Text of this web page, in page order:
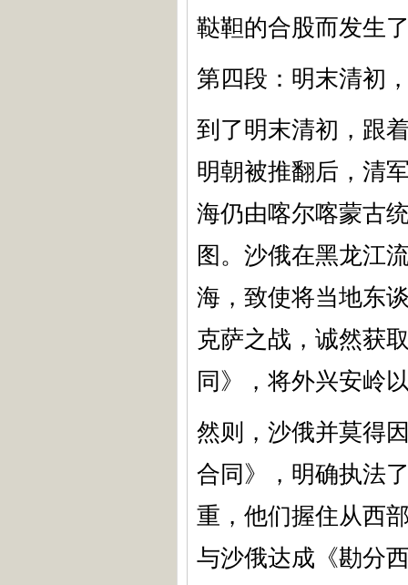
鞑靼的合股而发生
第四段：明末清初
到了明末清初，跟
明朝被推翻后，清
海仍由喀尔喀蒙古
图。沙俄在黑龙江
海，致使将当地东
克萨之战，诚然获
同》，将外兴安岭
然则，沙俄并莫得
合同》，明确执法
重，他们握住从西
与沙俄达成《勘分